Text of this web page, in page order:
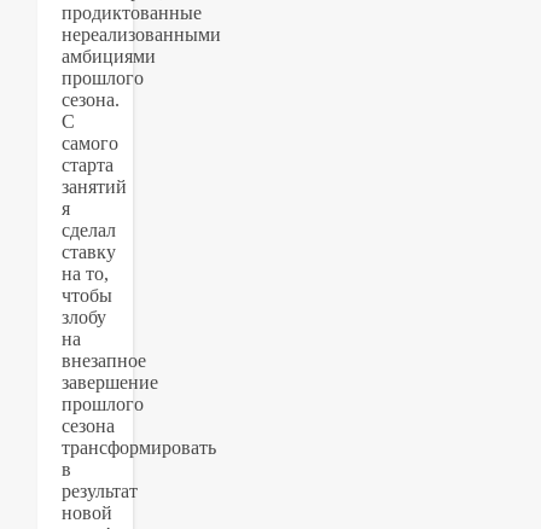
продиктованные
нереализованными
амбициями
прошлого
сезона.
С
самого
старта
занятий
я
сделал
ставку
на то,
чтобы
злобу
на
внезапное
завершение
прошлого
сезона
трансформировать
в
результат
новой